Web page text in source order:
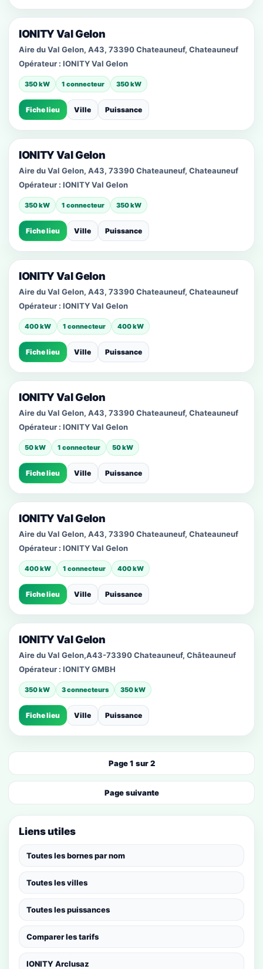
IONITY Val Gelon
Aire du Val Gelon, A43, 73390 Chateauneuf, Chateauneuf
Opérateur : IONITY Val Gelon
350 kW 1 connecteur 350 kW
Fiche lieu Ville Puissance
IONITY Val Gelon
Aire du Val Gelon, A43, 73390 Chateauneuf, Chateauneuf
Opérateur : IONITY Val Gelon
350 kW 1 connecteur 350 kW
Fiche lieu Ville Puissance
IONITY Val Gelon
Aire du Val Gelon, A43, 73390 Chateauneuf, Chateauneuf
Opérateur : IONITY Val Gelon
400 kW 1 connecteur 400 kW
Fiche lieu Ville Puissance
IONITY Val Gelon
Aire du Val Gelon, A43, 73390 Chateauneuf, Chateauneuf
Opérateur : IONITY Val Gelon
50 kW 1 connecteur 50 kW
Fiche lieu Ville Puissance
IONITY Val Gelon
Aire du Val Gelon, A43, 73390 Chateauneuf, Chateauneuf
Opérateur : IONITY Val Gelon
400 kW 1 connecteur 400 kW
Fiche lieu Ville Puissance
IONITY Val Gelon
Aire du Val Gelon,A43-73390 Chateauneuf, Châteauneuf
Opérateur : IONITY GMBH
350 kW 3 connecteurs 350 kW
Fiche lieu Ville Puissance
Page 1 sur 2
Page suivante
Liens utiles
Toutes les bornes par nom
Toutes les villes
Toutes les puissances
Comparer les tarifs
IONITY Arclusaz